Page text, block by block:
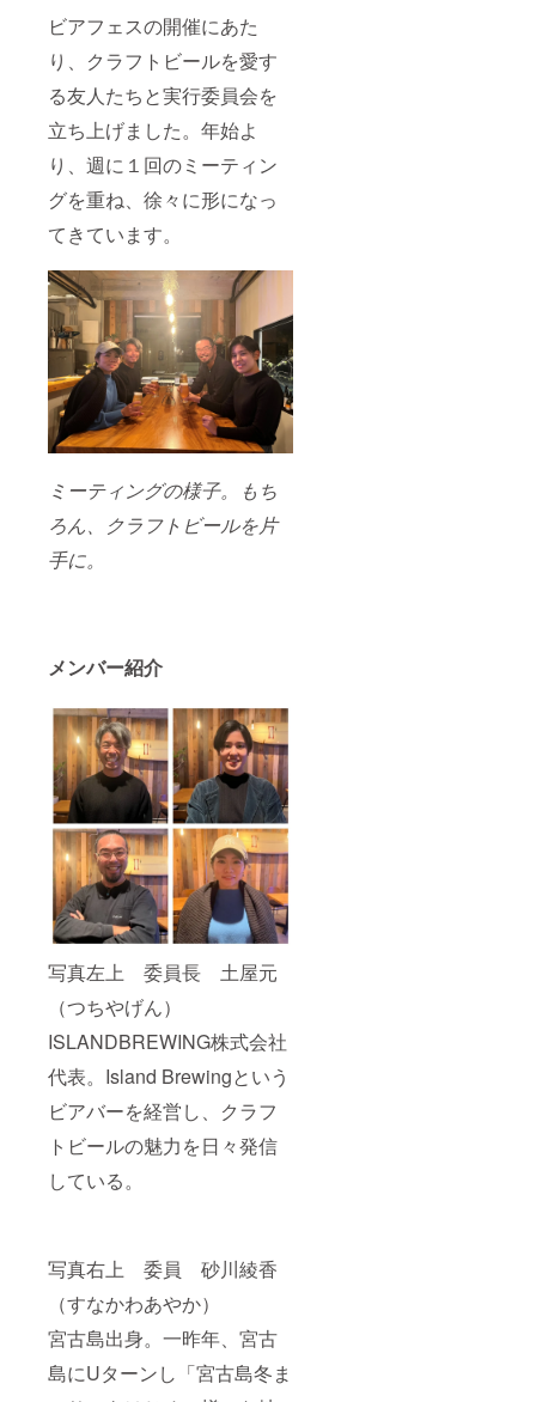
ビアフェスの開催にあた
り、クラフトビールを愛す
る友人たちと実行委員会を
立ち上げました。年始よ
り、週に１回のミーティン
グを重ね、徐々に形になっ
てきています。
ミーティングの様子。もち
ろん、クラフトビールを片
手に。
メンバー紹介
写真左上 委員長 土屋元
（つちやげん）
ISLANDBREWING株式会社
代表。Island Brewingという
ビアバーを経営し、クラフ
トビールの魅力を日々発信
している。
写真右上 委員 砂川綾香
（すなかわあやか）
宮古島出身。一昨年、宮古
島にUターンし「宮古島冬ま